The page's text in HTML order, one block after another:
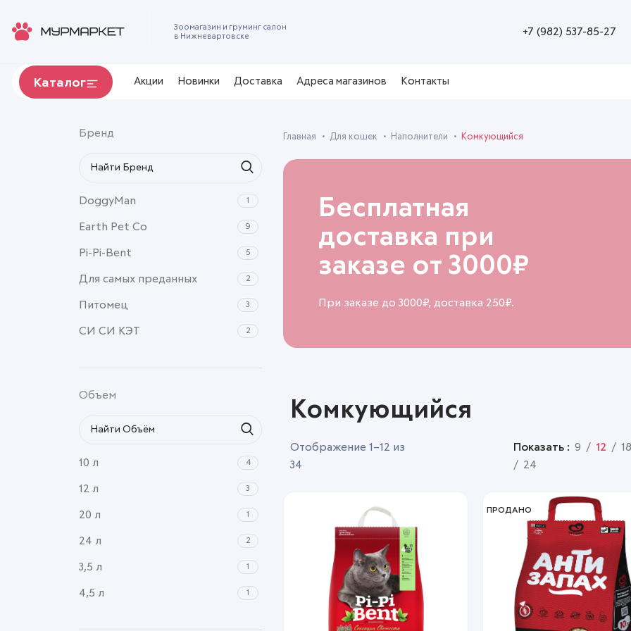
Зоомагазин и груминг салон
в Нижневартовске
+7 (982) 537-85-27
Каталог Акции Новинки Доставка Адреса магазинов Контакты
Бренд
DoggyMan 1
Earth Pet Co 9
Pi-Pi-Bent 5
Для самых преданных 2
Питомец 3
СИ СИ КЭТ 2
Объем
10 л 4
12 л 3
20 л 1
24 л 2
3,5 л 1
4,5 л 1
Главная Для кошек Наполнители Комкующийся
Бесплатная
доставка при
заказе от 3000₽
При заказе до 3000₽, доставка 250₽.
Комкующийся
Отображение 1–12 из
34
Показать 9 12
18
24
ПРОДАНО